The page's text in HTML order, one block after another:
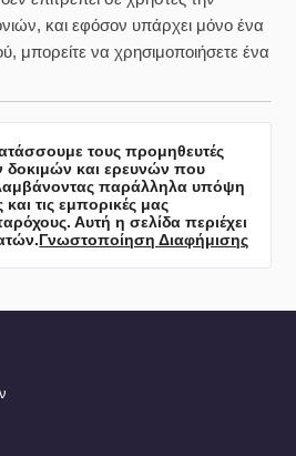
και εφόσον υπάρχει μόνο ένα
μπορείτε να χρησιμοποιήσετε ένα
τους προμηθευτές
και ερευνών που
παράλληλα υπόψη
τις εμπορικές μας
Αυτή η σελίδα περιέχει
Γνωστοποίηση Διαφήμισης